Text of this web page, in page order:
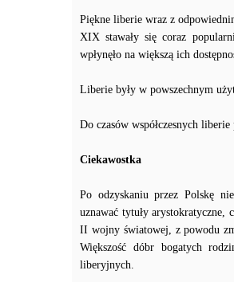
Piękne liberie wraz z
XIX stawały się coraz
wpłynęło na większą ich
Liberie były w powszechnym
Do czasów współczesnych
Ciekawostka
Po odzyskaniu przez Polskę
uznawać tytuły
II wojny światowej, z powodu
Większość dóbr bogatych
liberyjnych.